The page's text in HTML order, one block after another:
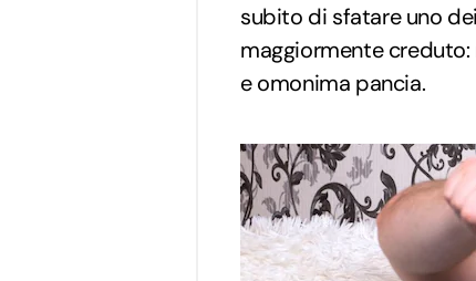
subito di sfatare uno
maggiormente
e omonima pancia.